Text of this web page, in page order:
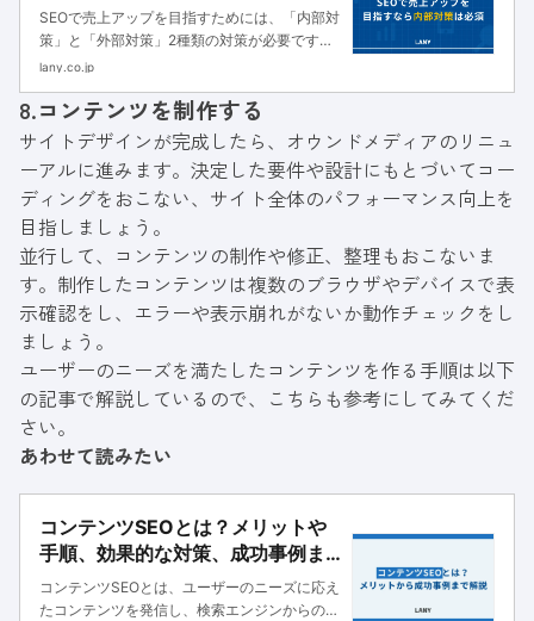
SEOで売上アップを目指すためには、「内部対
策」と「外部対策」2種類の対策が必要です。
とくに内部対策は社内で完結するため、すぐに
的な対策方法を解説します。
lany.co.jp
8.コンテンツを制作する
サイトデザインが完成したら、オウンドメディアのリニュ
ーアルに進みます。決定した要件や設計にもとづいてコー
ディングをおこない、サイト全体のパフォーマンス向上を
目指しましょう。
並行して、コンテンツの制作や修正、整理もおこないま
す。制作したコンテンツは複数のブラウザやデバイスで表
示確認をし、エラーや表示崩れがないか動作チェックをし
ましょう。
ユーザーのニーズを満たしたコンテンツを作る手順は以下
の記事で解説しているので、こちらも参考にしてみてくだ
さい。
あわせて読みたい
コンテンツSEOとは？メリットや
手順、効果的な対策、成功事例ま
で解説
コンテンツSEOとは、ユーザーのニーズに応え
たコンテンツを発信し、検索エンジンからの集